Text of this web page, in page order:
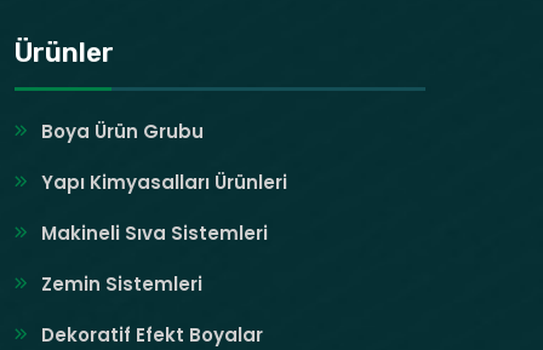
Ürünler
Boya Ürün Grubu
Yapı Kimyasalları Ürünleri
Makineli Sıva Sistemleri
Zemin Sistemleri
Dekoratif Efekt Boyalar